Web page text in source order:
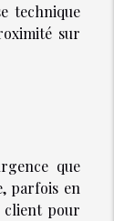
technique
sur
que
parfois en
client pour